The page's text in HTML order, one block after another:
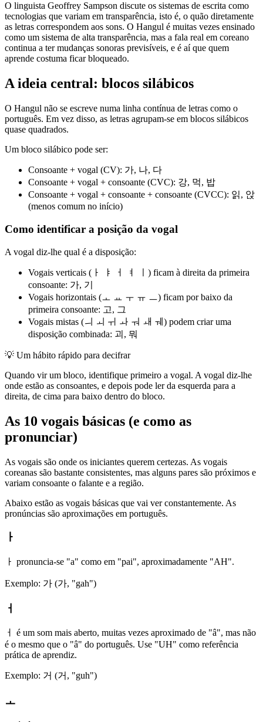
O linguista Geoffrey Sampson discute os sistemas de escrita como
tecnologias que variam em transparência, isto é, o quão diretamente
as letras correspondem aos sons. O Hangul é muitas vezes ensinado
como um sistema de alta transparência, mas a fala real em coreano
continua a ter mudanças sonoras previsíveis, e é aí que quem
aprende costuma ficar bloqueado.
A ideia central: blocos silábicos
O Hangul não se escreve numa linha contínua de letras como o
português. Em vez disso, as letras agrupam-se em blocos silábicos
quase quadrados.
Um bloco silábico pode ser:
Consoante + vogal (CV): 가, 나, 다
Consoante + vogal + consoante (CVC): 강, 먹, 밥
Consoante + vogal + consoante + consoante (CVCC): 읽, 앉
(menos comum no início)
Como identificar a posição da vogal
A vogal diz-lhe qual é a disposição:
Vogais verticais (ㅏ ㅑ ㅓ ㅕ ㅣ) ficam à direita da primeira
consoante: 가, 기
Vogais horizontais (ㅗ ㅛ ㅜ ㅠ ㅡ) ficam por baixo da
primeira consoante: 고, 그
Vogais mistas (ㅢ ㅚ ㅟ ㅘ ㅝ ㅙ ㅞ) podem criar uma
disposição combinada: 괴, 뭐
💡 Um hábito rápido para decifrar
Quando vir um bloco, identifique primeiro a vogal. A vogal diz-lhe
onde estão as consoantes, e depois pode ler da esquerda para a
direita, de cima para baixo dentro do bloco.
As 10 vogais básicas (e como as
pronunciar)
As vogais são onde os iniciantes querem certezas. As vogais
coreanas são bastante consistentes, mas alguns pares são próximos e
variam consoante o falante e a região.
Abaixo estão as vogais básicas que vai ver constantemente. As
pronúncias são aproximações em português.
ㅏ
ㅏ pronuncia-se "a" como em "pai", aproximadamente "AH".
Exemplo: 가 (가, "gah")
ㅓ
ㅓ é um som mais aberto, muitas vezes aproximado de "â", mas não
é o mesmo que o "â" do português. Use "UH" como referência
prática de aprendiz.
Exemplo: 거 (거, "guh")
ㅗ